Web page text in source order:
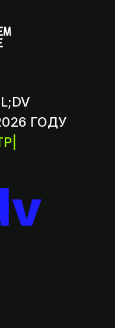
ГОДУ